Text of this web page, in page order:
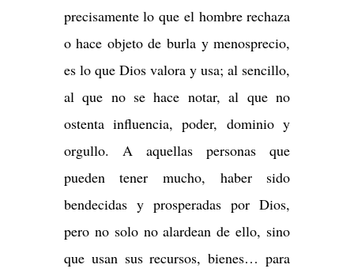
precisamente lo que el hombre rechaza
o hace objeto de burla y menosprecio,
es lo que Dios valora y usa; al sencillo,
al que no se hace notar, al que no
ostenta influencia, poder, dominio y
orgullo. A aquellas personas que
pueden tener mucho, haber sido
bendecidas y prosperadas por Dios,
pero no solo no alardean de ello, sino
que usan sus recursos, bienes… para